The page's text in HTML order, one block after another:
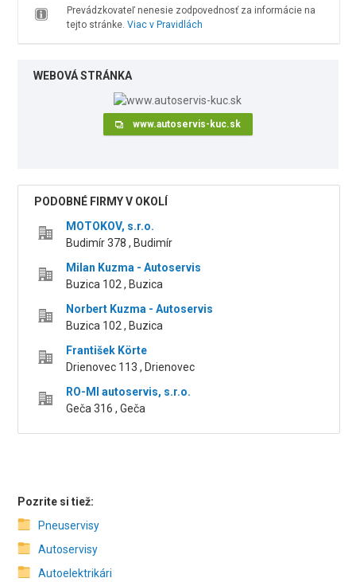
Prevádzkovateľ nenesie zodpovednosť za informácie na
tejto stránke. Viac v Pravidlách
WEBOVÁ STRÁNKA
www.autoservis-kuc.sk
PODOBNÉ FIRMY V OKOLÍ
MOTOKOV, s.r.o.
Budimír 378 , Budimír
Milan Kuzma - Autoservis
Buzica 102 , Buzica
Norbert Kuzma - Autoservis
Buzica 102 , Buzica
František Körte
Drienovec 113 , Drienovec
RO-MI autoservis, s.r.o.
Geča 316 , Geča
Pozrite si tiež:
Pneuservisy
Autoservisy
Autoelektrikári